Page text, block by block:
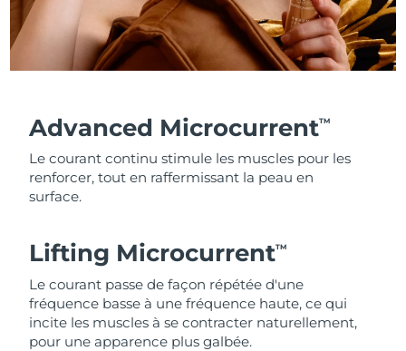
Advanced MicrocurrentTM
Le courant continu stimule les muscles pour les
renforcer, tout en raffermissant la peau en
surface.
Lifting MicrocurrentTM
Le courant passe de façon répétée d'une
fréquence basse à une fréquence haute, ce qui
incite les muscles à se contracter naturellement,
pour une apparence plus galbée.